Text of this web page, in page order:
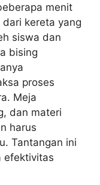
menit
kereta yang
siswa dan
bising
proses
Meja
dan materi
harus
Tantangan ini
efektivitas